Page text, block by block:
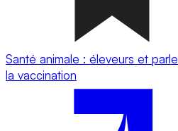
Santé animale : éleveurs et
la vaccination